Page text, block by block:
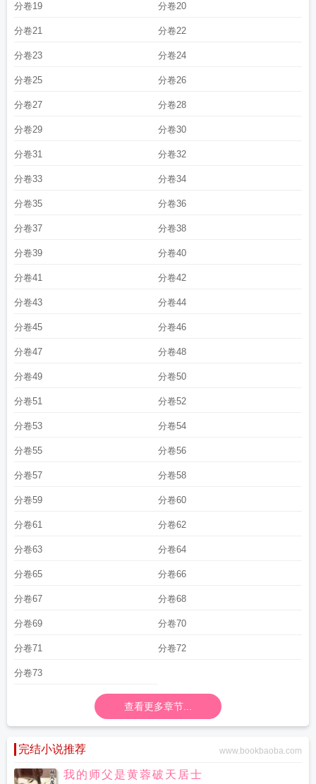
分卷19 分卷20
分卷21 分卷22
分卷23 分卷24
分卷25 分卷26
分卷27 分卷28
分卷29 分卷30
分卷31 分卷32
分卷33 分卷34
分卷35 分卷36
分卷37 分卷38
分卷39 分卷40
分卷41 分卷42
分卷43 分卷44
分卷45 分卷46
分卷47 分卷48
分卷49 分卷50
分卷51 分卷52
分卷53 分卷54
分卷55 分卷56
分卷57 分卷58
分卷59 分卷60
分卷61 分卷62
分卷63 分卷64
分卷65 分卷66
分卷67 分卷68
分卷69 分卷70
分卷71 分卷72
分卷73
查看更多章节...
完结小说推荐 www.bookbaoba.com
我的师父是黄蓉破天居士